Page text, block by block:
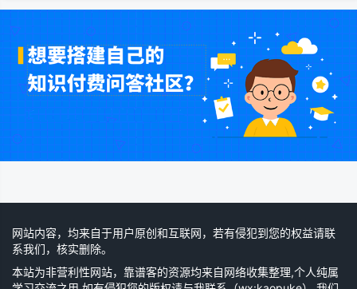
网站内容，均来自于用户原创和互联网，若有侵犯到您的权益请联
系我们，核实删除。
本站为非营利性网站，靠谱客的资源均来自网络收集整理,个人纯属